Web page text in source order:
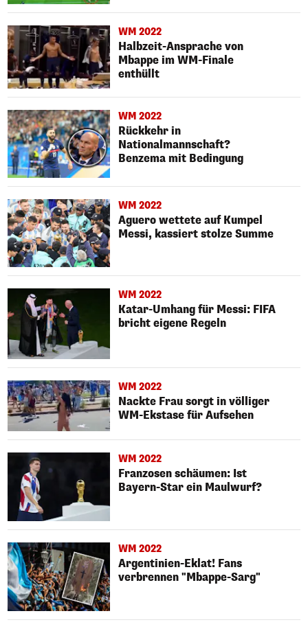
WM 2022
Halbzeit-Ansprache von
Mbappe im WM-Finale
enthüllt
WM 2022
Rückkehr in
Nationalmannschaft?
Benzema mit Bedingung
WM 2022
Aguero wettete auf Kumpel
Messi, kassiert stolze Summe
WM 2022
Katar-Umhang für Messi: FIFA
bricht eigene Regeln
WM 2022
Nackte Frau sorgt in völliger
WM-Ekstase für Aufsehen
WM 2022
Franzosen schäumen: Ist
Bayern-Star ein Maulwurf?
WM 2022
Argentinien-Eklat! Fans
verbrennen "Mbappe-Sarg"